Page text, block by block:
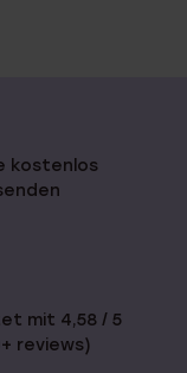
kostenlos
mit 4,58 / 5
reviews)